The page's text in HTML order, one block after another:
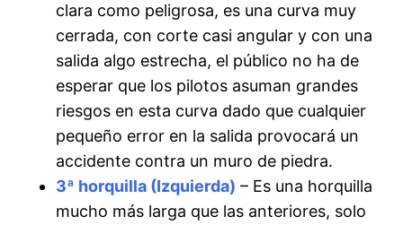
clara como peligrosa, es una curva muy
cerrada, con corte casi angular y con una
salida algo estrecha, el público no ha de
esperar que los pilotos asuman grandes
riesgos en esta curva dado que cualquier
pequeño error en la salida provocará un
accidente contra un muro de piedra.
3ª horquilla (Izquierda) – Es una horquilla
mucho más larga que las anteriores, solo